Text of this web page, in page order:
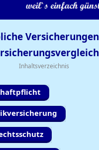
Versicherungen
Inhaltsverzeichnis